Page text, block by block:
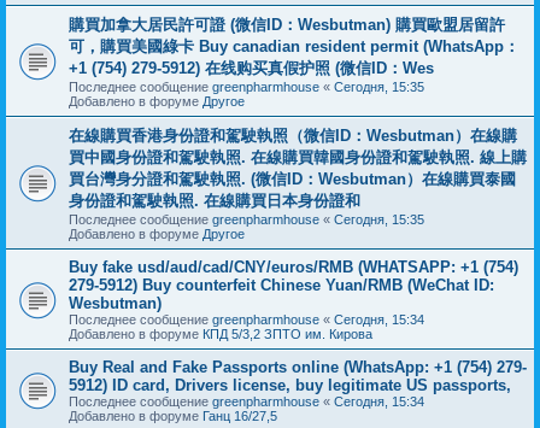
購買加拿大居民許可證 (微信ID：Wesbutman) 購買歐盟居留許
可，購買美國綠卡 Buy canadian resident permit (WhatsApp：
+1 (754) 279-5912) 在线购买真假护照 (微信ID：Wes
Последнее сообщение greenpharmhouse « Сегодня, 15:35
Добавлено в форуме Другое
在線購買香港身份證和駕駛執照（微信ID：Wesbutman）在線購
買中國身份證和駕駛執照. 在線購買韓國身份證和駕駛執照. 線上購
買台灣身分證和駕駛執照. (微信ID：Wesbutman）在線購買泰國
身份證和駕駛執照. 在線購買日本身份證和
Последнее сообщение greenpharmhouse « Сегодня, 15:35
Добавлено в форуме Другое
Buy fake usd/aud/cad/CNY/euros/RMB (WHATSAPP: +1 (754)
279-5912) Buy counterfeit Chinese Yuan/RMB (WeChat ID:
Wesbutman)
Последнее сообщение greenpharmhouse « Сегодня, 15:34
Добавлено в форуме КПД 5/3,2 ЗПТО им. Кирова
Buy Real and Fake Passports online (WhatsApp: +1 (754) 279-
5912) ID card, Drivers license, buy legitimate US passports,
Последнее сообщение greenpharmhouse « Сегодня, 15:34
Добавлено в форуме Ганц 16/27,5